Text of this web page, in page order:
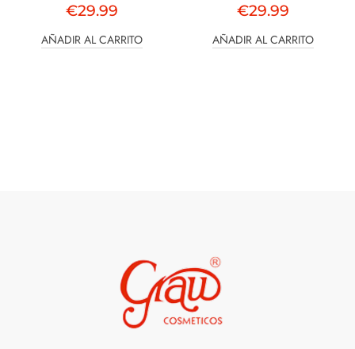
€29.99
AÑADIR AL CARRITO
€29.99
AÑADIR AL CARRITO